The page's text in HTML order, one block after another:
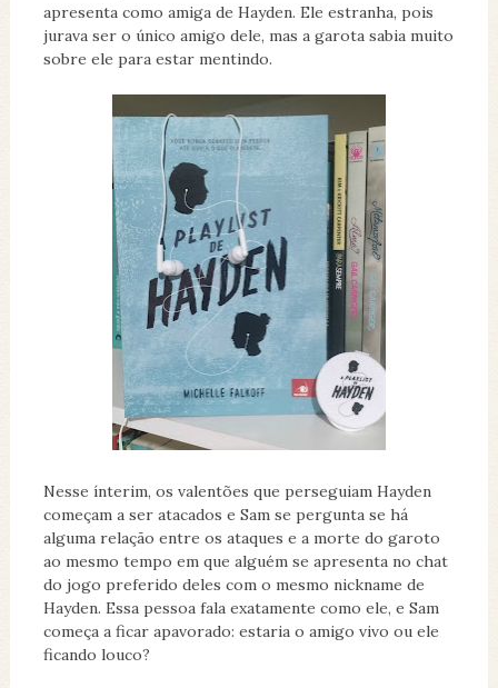
apresenta como amiga de Hayden. Ele estranha, pois
jurava ser o único amigo dele, mas a garota sabia muito
sobre ele para estar mentindo.
Nesse ínterim, os valentões que perseguiam Hayden
começam a ser atacados e Sam se pergunta se há
alguma relação entre os ataques e a morte do garoto
ao mesmo tempo em que alguém se apresenta no chat
do jogo preferido deles com o mesmo nickname de
Hayden. Essa pessoa fala exatamente como ele, e Sam
começa a ficar apavorado: estaria o amigo vivo ou ele
ficando louco?